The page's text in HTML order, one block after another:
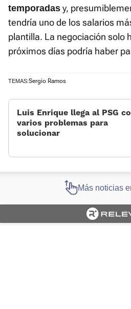
temporadas y,
tendría uno de los salarios
plantilla. La negociación solo
próximos días podría haber
TEMAS:Sergio Ramos
Luis Enrique llega al PSG
varios problemas para
solucionar
Más noticias